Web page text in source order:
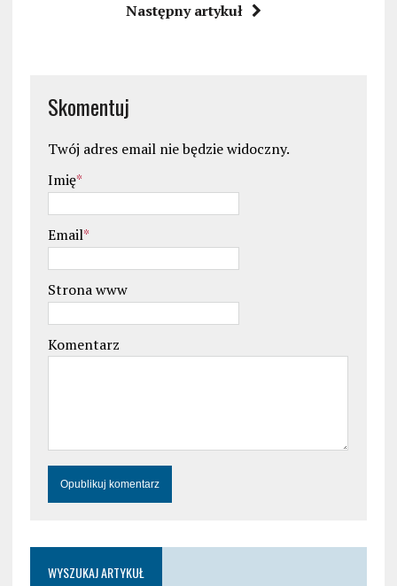
Następny artykuł
Skomentuj
Twój adres email nie będzie widoczny.
Imię*
Email*
Strona www
Komentarz
WYSZUKAJ ARTYKUŁ